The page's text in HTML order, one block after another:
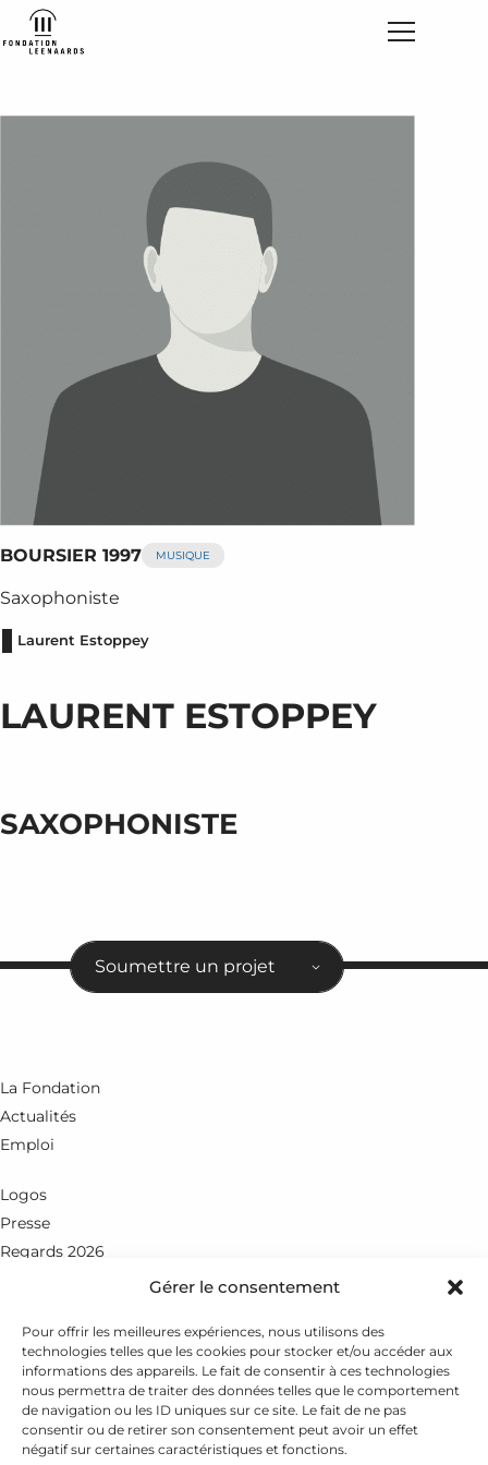
Gérer le consentement
Pour offrir les meilleures expériences, nous utilisons des
technologies telles que les cookies pour stocker et/ou accéder aux
informations des appareils. Le fait de consentir à ces technologies
nous permettra de traiter des données telles que le comportement
de navigation ou les ID uniques sur ce site. Le fait de ne pas
consentir ou de retirer son consentement peut avoir un effet
négatif sur certaines caractéristiques et fonctions.
BOURSIER 1997 MUSIQUE
Saxophoniste
Laurent Estoppey
LAURENT ESTOPPEY
SAXOPHONISTE
Soumettre un projet
La Fondation
Actualités
Emploi
Logos
Presse
Regards 2026
Rue du Petit-Chêne 18
+41 21 351 25 55
fondation@leenaards.ch